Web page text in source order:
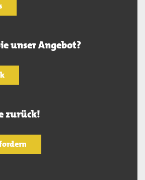
unser Angebot?
zurück!